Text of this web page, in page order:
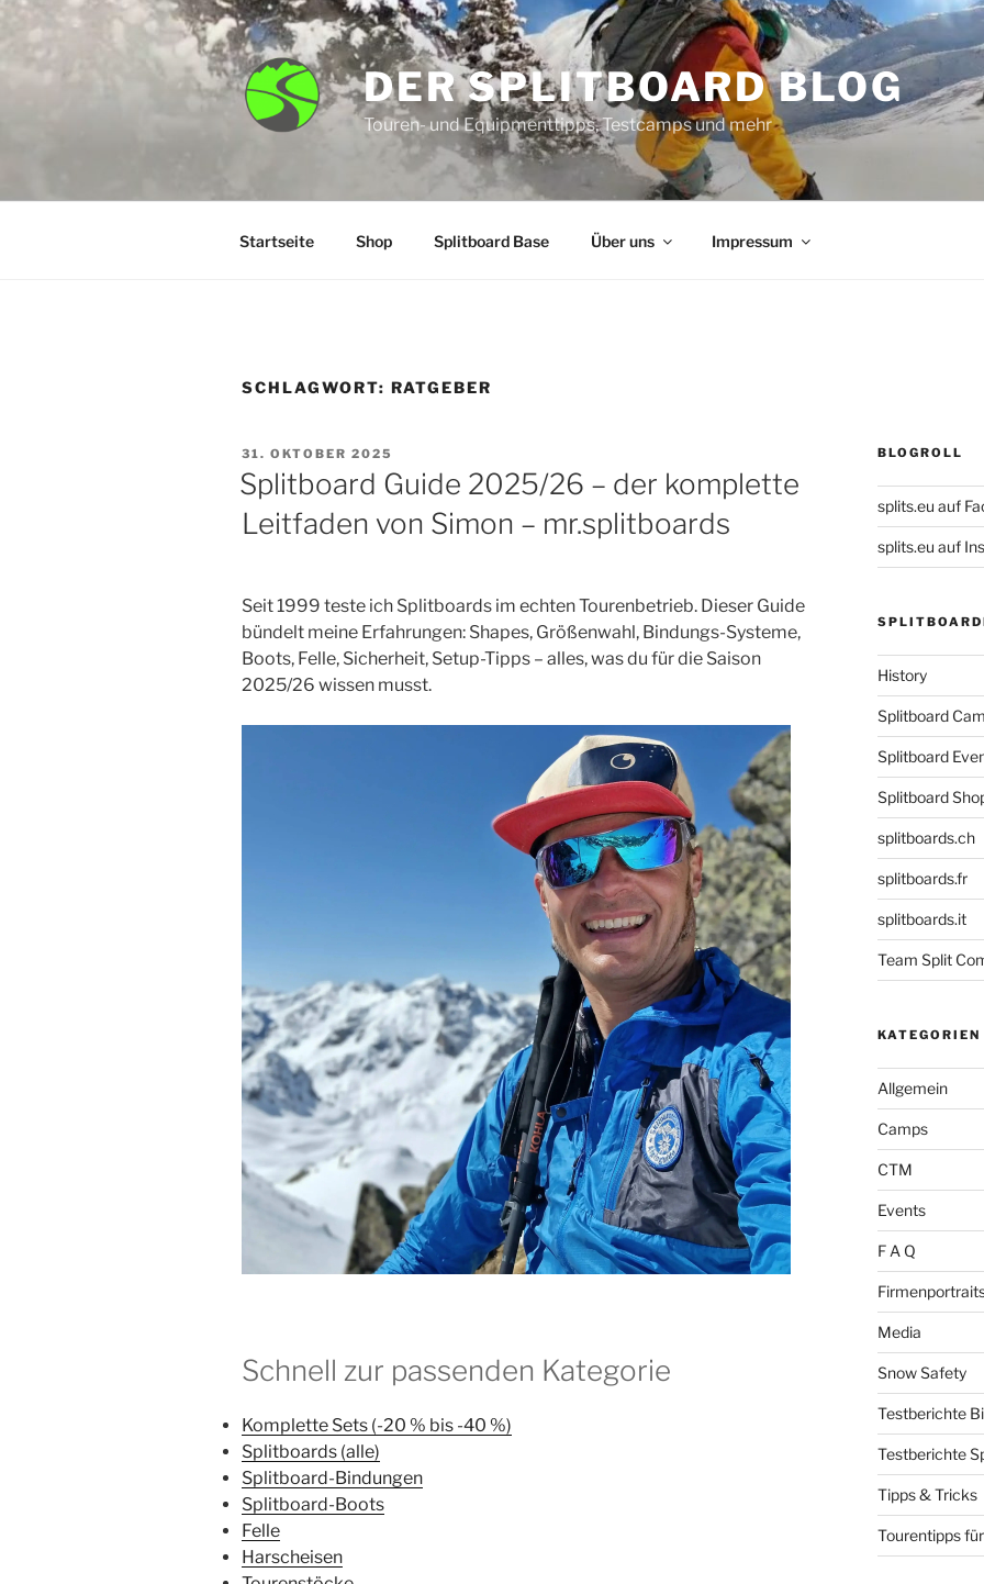
Zum
Inhalt
DER SPLITBOARD BLOG
Touren- und Equipmenttipps, Testcamps und mehr
Startseite Shop Splitboard Base Über uns Impressum
SCHLAGWORT: RATGEBER
VERÖFFENTLICHT
AM
31. OKTOBER 2025
Splitboard Guide 2025/26 – der komplette
Leitfaden von Simon – mr.splitboards
Seit 1999 teste ich Splitboards im echten Tourenbetrieb. Dieser Guide
bündelt meine Erfahrungen: Shapes, Größenwahl, Bindungs-Systeme,
Boots, Felle, Sicherheit, Setup-Tipps – alles, was du für die Saison
2025/26 wissen musst.
Schnell zur passenden Kategorie
Komplette Sets (-20 % bis -40 %)
Splitboards (alle)
Splitboard-Bindungen
Splitboard-Boots
Felle
Harscheisen
BLOGROLL
splits.eu auf
splits.eu auf
History
Splitboard
Splitboard
Splitboard
splitboards.ch
splitboards.fr
splitboards.it
Team Split
KATEGORIEN
Allgemein
Camps
CTM
Events
F A Q
Media
Snow Safety
Testberichte
Testberichte
Tipps & Tricks
Tourentipps